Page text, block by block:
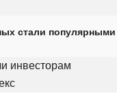
стали популярными